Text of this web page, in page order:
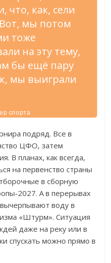
что, как, сели
мы потом
тоже
на эту тему,
бы ещё пару
мы выиграли
спорта
подряд. Все в
ЦФО, затем
В планах, как всегда,
на первенство страны
в сборную
2027. А в перерывах
воду в
«Штурм». Ситуация
даже на реку или в
спускать можно прямо в